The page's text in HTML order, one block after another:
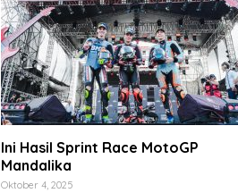
Ini Hasil Sprint Race MotoGP
Mandalika
Oktober 4, 2025